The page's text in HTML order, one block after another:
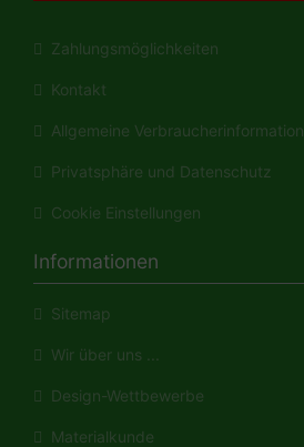
Zahlungsmöglichkeiten
Kontakt
Allgemeine Verbraucherinformation
Privatsphäre und Datenschutz
Cookie Einstellungen
Informationen
Sitemap
Wir über uns ...
Design-Wettbewerbe
Materialkunde